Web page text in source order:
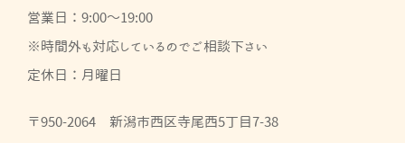
営業日：9:00～19:00
※時間外も対応しているのでご相談下さい
定休日：月曜日
〒950-2064 新潟市西区寺尾西5丁目7-38